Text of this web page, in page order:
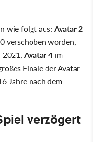
wie folgt aus: Avatar 2
verschoben worden,
2021, Avatar 4 im
Finale der Avatar-
Jahre nach dem
verzögert